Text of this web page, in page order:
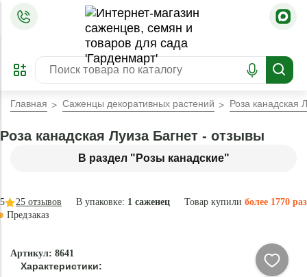
ПРЕДЗАКАЗ
ЗАБРОНИРОВАТЬ
ЛУЧШЕЕ
Главная Саженцы декоративных растений Роза канадская
В раздел "Розы канадские"
Роза канадская Луиза Багнет - отзывы
В упаковке: 1 саженец Товар купили более 1770 раз
5 25 отзывов
Предзаказ
Артикул: 8641
Характеристики: